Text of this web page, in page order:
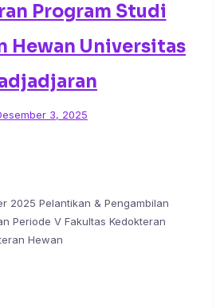
Program Studi
Hewan Universitas
3, 2025
2025 Pelantikan & Pengambilan
Periode V Fakultas Kedokteran
Hewan